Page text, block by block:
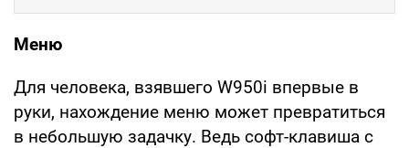
Меню
Для человека, взявшего W950i впервые в
руки, нахождение меню может превратиться
в небольшую задачку. Ведь софт-клавиша с